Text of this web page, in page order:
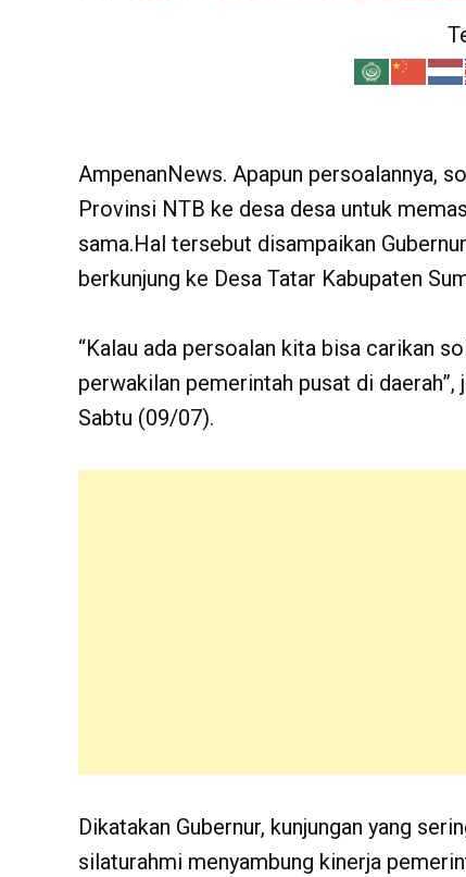
AmpenanNews. Apapun persoalannya,
Provinsi NTB ke desa desa untuk
sama.Hal tersebut disampaikan
berkunjung ke Desa Tatar Kabupaten
“Kalau ada persoalan kita bisa carikan
perwakilan pemerintah pusat di daerah”,
Sabtu (09/07).
Dikatakan Gubernur, kunjungan yang
silaturahmi menyambung kinerja